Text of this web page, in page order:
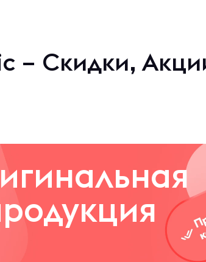
– Скидки,